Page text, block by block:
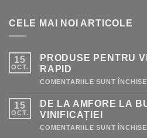
CELE MAI NOI ARTICOLE
15
OCT.
PRODUSE PENTRU
RAPID
COMENTARIILE SUNT ÎNCHISE
15
OCT.
DE LA AMFORE LA
VINIFICAȚIEI
COMENTARIILE SUNT ÎNCHISE